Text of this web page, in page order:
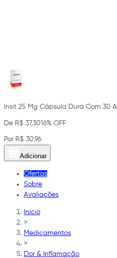
Insit 25 Mg Cápsula Dura Com 30
De R$ 37,3016% OFF
Por R$ 30,96
Adicionar
Ofertas
Sobre
Avaliações
Início
>
Medicamentos
>
Dor & Inflamação